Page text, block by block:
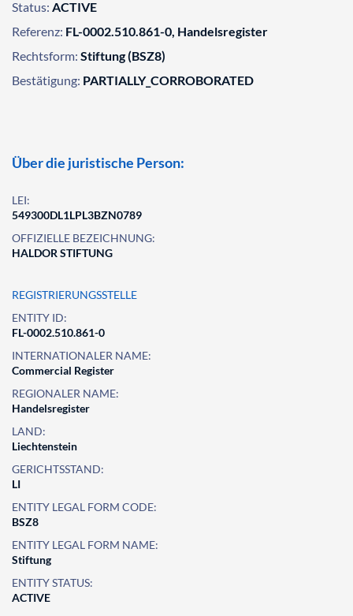
Status: ACTIVE
Referenz: FL-0002.510.861-0, Handelsregister
Rechtsform: Stiftung (BSZ8)
Bestätigung: PARTIALLY_CORROBORATED
Über die juristische Person:
LEI:
549300DL1LPL3BZN0789
OFFIZIELLE BEZEICHNUNG:
HALDOR STIFTUNG
REGISTRIERUNGSSTELLE
ENTITY ID:
FL-0002.510.861-0
INTERNATIONALER NAME:
Commercial Register
REGIONALER NAME:
Handelsregister
LAND:
Liechtenstein
GERICHTSSTAND:
LI
ENTITY LEGAL FORM CODE:
BSZ8
ENTITY LEGAL FORM NAME:
Stiftung
ENTITY STATUS:
ACTIVE